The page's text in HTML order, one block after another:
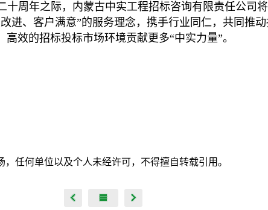
十周年之际，内蒙古中实工程招标咨询有限责任公司
进、客户满意”的服务理念，携手行业同仁，共同推
效的招标投标市场环境贡献更多“中实力量”。
任何单位以及个人未经许可，不得擅自转载引用。